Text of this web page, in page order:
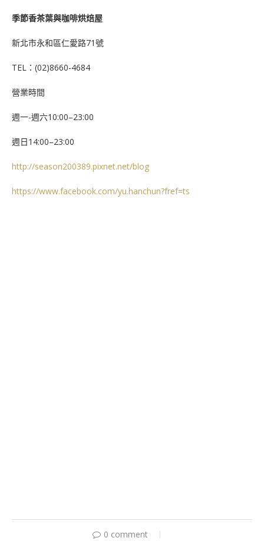
季節香茶葉與咖啡烘焙屋
新北市永和區仁愛路71號
TEL：(02)8660-4684
營業時間
週一-週六10:00–23:00
週日14:00–23:00
http://season200389.pixnet.net/blog
https://www.facebook.com/yu.hanchun?fref=ts
0 comment